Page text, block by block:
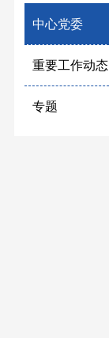
中心党委
重要工作动态
专题